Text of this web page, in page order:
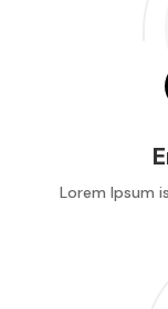
Lorem Ipsum